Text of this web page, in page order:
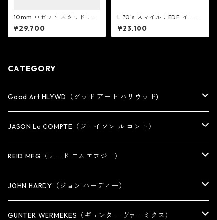
10mm ロゼット スタッド：G
ood Art HLYWD グッド アー
ト ハリウッド
¥29,700
L 70's スマイル：EDF イーデ
ィーエフ
¥23,100
CATEGORY
Good Art HLYWD（グッド アート ハリウッド)
RING
EARRING・EAR CUFF
PENDANT
BRACELET
JASON Le COMPTE（ジェイソン ル コント）
NECKLACE
BRACELET
KEY CHAIN
REID MFG（リード エムエフジー）
RING
EARRING
JOHN HARDY（ジョン ハーディー）
RING
GUNTER WERMEKES（ギュンター ヴァ―ミクス）